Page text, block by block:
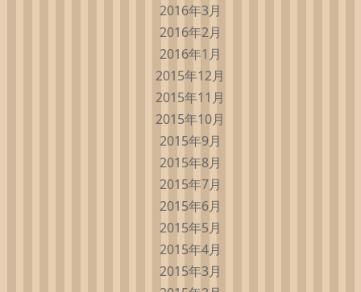
2016年3月
2016年2月
2016年1月
2015年12月
2015年11月
2015年10月
2015年9月
2015年8月
2015年7月
2015年6月
2015年5月
2015年4月
2015年3月